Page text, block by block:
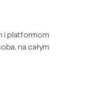
i platformom
na całym